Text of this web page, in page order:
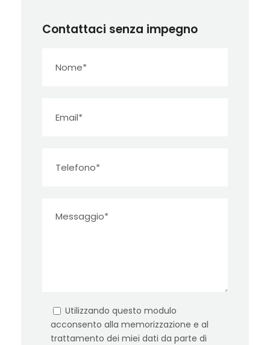
Contattaci senza impegno
Utilizzando questo modulo
acconsento alla memorizzazione e al
trattamento dei miei dati da parte di